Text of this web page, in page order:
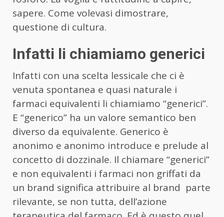
sapere. Come volevasi dimostrare,
questione di cultura.
Infatti li chiamiamo generici
Infatti con una scelta lessicale che ci è
venuta spontanea e quasi naturale i
farmaci equivalenti li chiamiamo “generici”.
E “generico” ha un valore semantico ben
diverso da equivalente. Generico è
anonimo e anonimo introduce e prelude al
concetto di dozzinale. Il chiamare “generici”
e non equivalenti i farmaci non griffati da
un brand significa attribuire al brand parte
rilevante, se non tutta, dell’azione